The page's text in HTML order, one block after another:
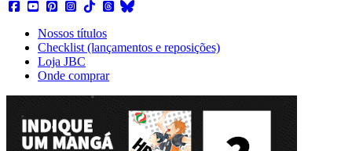
Nossos títulos
Checklist (lançamentos e reposições)
Loja JBC
Onde comprar